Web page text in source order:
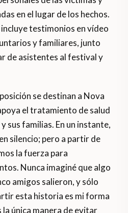
en el lugar de los hechos.
testimonios en vídeo
y familiares, junto
de asistentes al festival y
se destinan a Nova
el tratamiento de salud
sus familias. En un instante,
silencio; pero a partir de
la fuerza para
Nunca imaginé que algo
amigos salieron, y sólo
esta historia es mi forma
la única manera de evitar